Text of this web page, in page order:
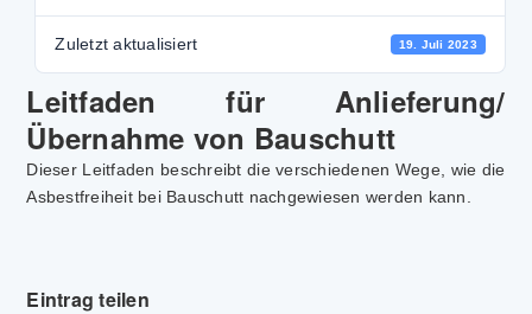
Zuletzt aktualisiert 19. Juli 2023
Leitfaden für Anlieferung/
Übernahme von Bauschutt
Dieser Leitfaden beschreibt die verschiedenen Wege, wie die
Asbestfreiheit bei Bauschutt nachgewiesen werden kann.
Eintrag teilen